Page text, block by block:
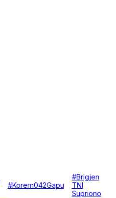
#Korem042Gapu
#Brigjen
TNI
Supriono